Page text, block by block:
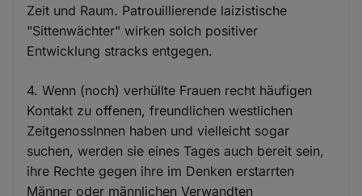
Zeit und Raum. Patrouillierende laizistische
"Sittenwächter" wirken solch positiver
Entwicklung stracks entgegen.
4. Wenn (noch) verhüllte Frauen recht häufigen
Kontakt zu offenen, freundlichen westlichen
ZeitgenossInnen haben und vielleicht sogar
suchen, werden sie eines Tages auch bereit sein,
ihre Rechte gegen ihre im Denken erstarrten
Männer oder männlichen Verwandten